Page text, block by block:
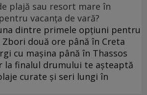
plajă sau resort mare în
vacanța de vară?
dintre primele opțiuni pentru
Zbori două ore până în Creta
cu mașina până în Thassos
la finalul drumului te așteaptă
curate și seri lungi în